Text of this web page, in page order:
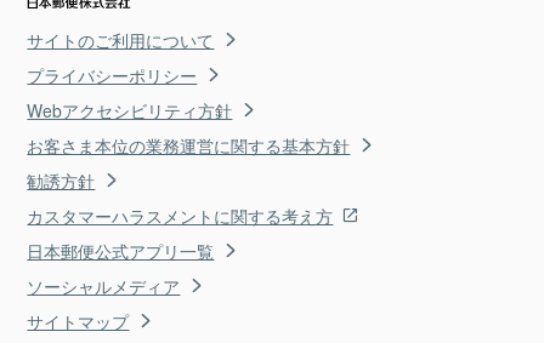
サイトのご利用について
プライバシーポリシー
Webアクセシビリティ方針
お客さま本位の業務運営に関する基本方針
勧誘方針
カスタマーハラスメントに関する考え方
日本郵便公式アプリ一覧
ソーシャルメディア
サイトマップ